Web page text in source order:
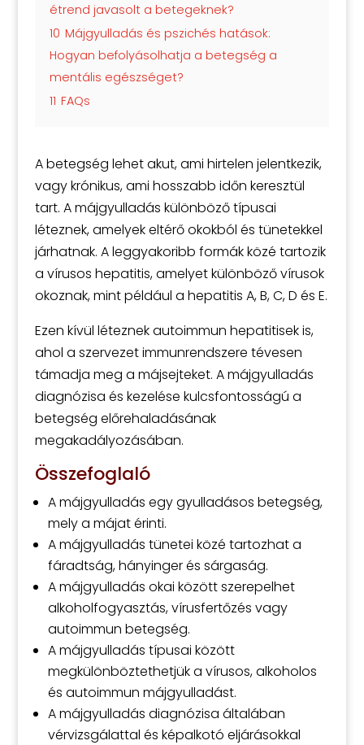
étrend javasolt a betegeknek?
10 Májgyulladás és pszichés hatások:
Hogyan befolyásolhatja a betegség a
mentális egészséget?
11 FAQs
A betegség lehet akut, ami hirtelen jelentkezik,
vagy krónikus, ami hosszabb időn keresztül
tart. A májgyulladás különböző típusai
léteznek, amelyek eltérő okokból és tünetekkel
járhatnak. A leggyakoribb formák közé tartozik
a vírusos hepatitis, amelyet különböző vírusok
okoznak, mint például a hepatitis A, B, C, D és E.
Ezen kívül léteznek autoimmun hepatitisek is,
ahol a szervezet immunrendszere tévesen
támadja meg a májsejteket. A májgyulladás
diagnózisa és kezelése kulcsfontosságú a
betegség előrehaladásának
megakadályozásában.
Összefoglaló
A májgyulladás egy gyulladásos betegség,
mely a májat érinti.
A májgyulladás tünetei közé tartozhat a
fáradtság, hányinger és sárgaság.
A májgyulladás okai között szerepelhet
alkoholfogyasztás, vírusfertőzés vagy
autoimmun betegség.
A májgyulladás típusai között
megkülönböztethetjük a vírusos, alkoholos
és autoimmun májgyulladást.
A májgyulladás diagnózisa általában
vérvizsgálattal és képalkotó eljárásokkal